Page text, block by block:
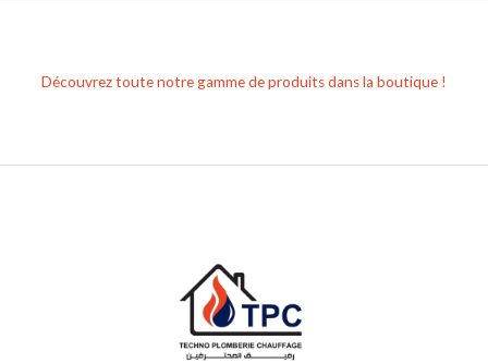
Découvrez toute notre gamme de produits dans la boutique !